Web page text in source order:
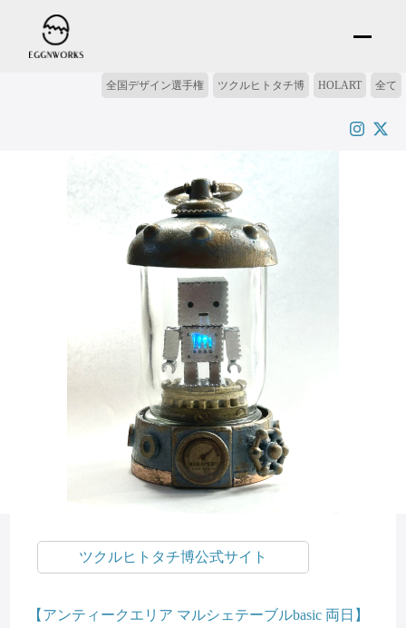
全国デザイン選手権 ツクルヒトタチ博 HOLART 全て
ツクルヒトタチ博公式サイト
【アンティークエリア マルシェテーブルbasic 両日】